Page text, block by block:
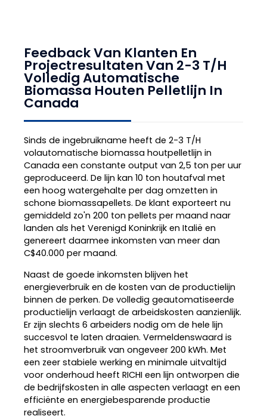
Feedback Van Klanten En
ProjectresultatenVan 2-3 T/H
Volledig Automatische
Biomassa Houten Pelletlijn In
Canada
Sinds de ingebruikname heeft de 2-3 T/H
volautomatische biomassa houtpelletlijn in
Canada een constante output van 2,5 ton per uur
geproduceerd. De lijn kan 10 ton houtafval met
een hoog watergehalte per dag omzetten in
schone biomassapellets. De klant exporteert nu
gemiddeld zo'n 200 ton pellets per maand naar
landen als het Verenigd Koninkrijk en Italië en
genereert daarmee inkomsten van meer dan
C$40.000 per maand.
Naast de goede inkomsten blijven het
energieverbruik en de kosten van de productielijn
binnen de perken. De volledig geautomatiseerde
productielijn verlaagt de arbeidskosten aanzienlijk.
Er zijn slechts 6 arbeiders nodig om de hele lijn
succesvol te laten draaien. Vermeldenswaard is
het stroomverbruik van ongeveer 200 kWh. Met
een zeer stabiele werking en minimale uitvaltijd
voor onderhoud heeft RICHI een lijn ontworpen die
de bedrijfskosten in alle aspecten verlaagt en een
efficiënte en energiebesparende productie
realiseert.